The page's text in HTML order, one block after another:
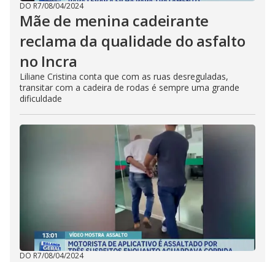
DO R7/08/04/2024
Mãe de menina cadeirante
reclama da qualidade do asfalto
no Incra
Liliane Cristina conta que com as ruas desreguladas,
transitar com a cadeira de rodas é sempre uma grande
dificuldade
DO R7/08/04/2024